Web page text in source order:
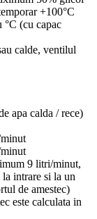
+100°C
°C (cu capac
calde, ventilul
apa calda / rece)
9 litri/minut,
intrare si la un
de amestec)
este calculata in